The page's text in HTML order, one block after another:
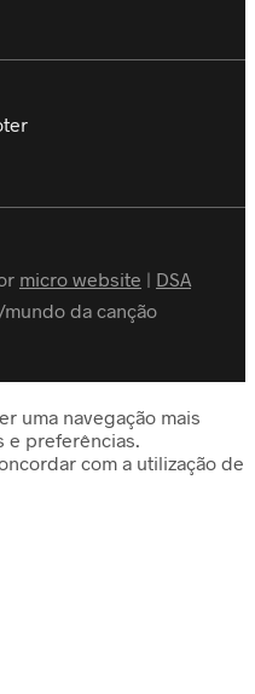
micro website | DSA
da canção
uma navegação mais
e preferências.
com a utilização de